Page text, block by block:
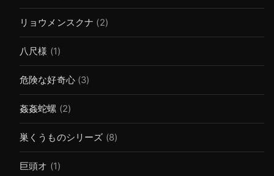
リョウメンスクナ (2)
八尺様 (1)
危険な好奇心(3)
姦姦蛇螺 (2)
巣くうものシリーズ (8)
巨頭オ (1)